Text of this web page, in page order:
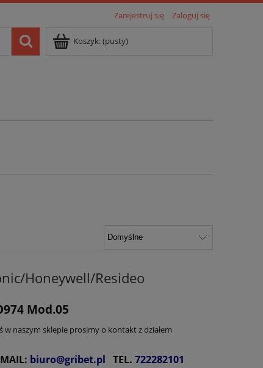
Zarejestruj się Zaloguj się
Koszyk:(pusty)
Honeywell/Resideo
Mod.05
w naszym sklepie prosimy o kontakt z działem
MAIL: biuro@gribet.pl TEL. 722282101